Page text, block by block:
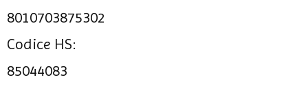
8010703875302
Codice HS:
85044083